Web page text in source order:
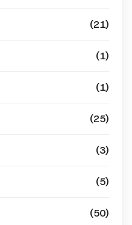
(21)
(1)
(1)
(25)
(3)
(5)
(50)